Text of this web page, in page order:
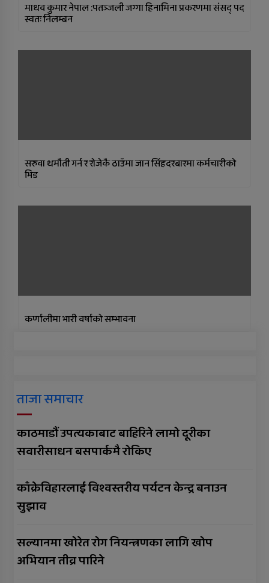
माधव कुमार नेपाल :पतञ्जली जग्गा हिनामिना प्रकरणमा संसद् पद
स्वतः निलम्बन
सरुवा थमौती गर्न र राेजेकै ठाउँमा जान सिंहदरबारमा कर्मचारीको
भिड
कर्णालीमा भारी वर्षाको सम्भावना
ताजा समाचार
काठमाडौं उपत्यकाबाट बाहिरिने लामो दूरीका
सवारीसाधन बसपार्कमै रोकिए
काँक्रेविहारलाई विश्वस्तरीय पर्यटन केन्द्र बनाउन
सुझाव
सल्यानमा खोरेत रोग नियन्त्रणका लागि खोप
अभियान तीव्र पारिने